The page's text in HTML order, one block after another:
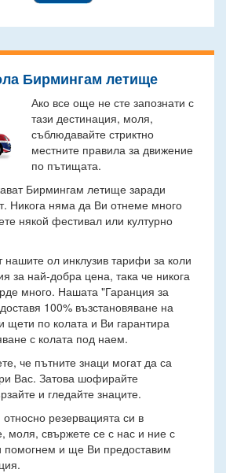
Бирмингам летище
Ако все още не сте запознати с
тази дестинация, моля,
съблюдавайте стриктно
местните правила за движение
по пътищата.
Бирмингам летище заради
Никога няма да Ви отнеме много
някой фестивал или културно
нашите ол инклузив тарифи за коли
за най-добра цена, така че никога
много. Нашата "Гаранция за
100% възстановяване на
щети по колата и Ви гарантира
с колата под наем.
че пътните знаци могат да са
Вас. Затова шофирайте
и гледайте знаците.
резервацията си в
моля, свържете се с нас и ние с
помогнем и ще Ви предоставим